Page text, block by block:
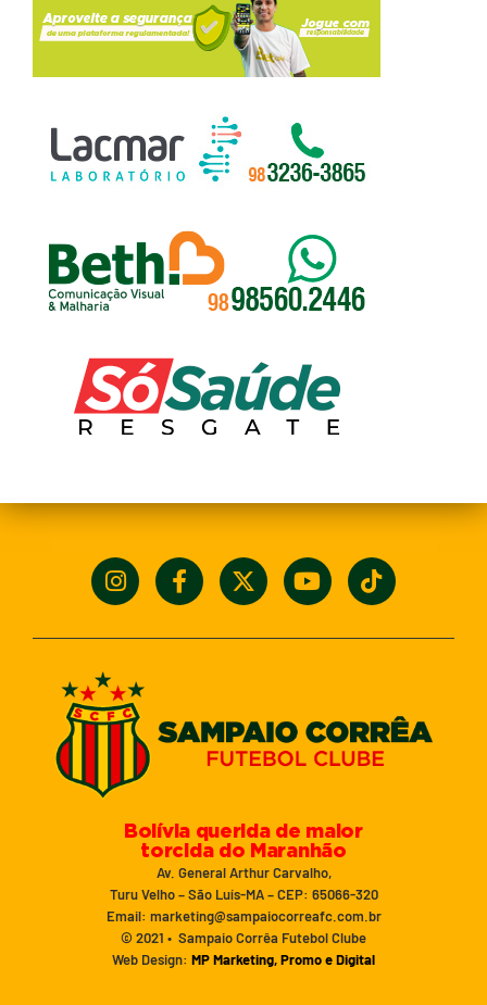
Bolívia querida de maior
torcida do Maranhão
Av. General Arthur Carvalho,
Turu Velho – São Luís-MA – CEP: 65066-320
Email: marketing@sampaiocorreafc.com.br
© 2021 • Sampaio Corrêa Futebol Clube
Web Design: MP Marketing, Promo e Digital